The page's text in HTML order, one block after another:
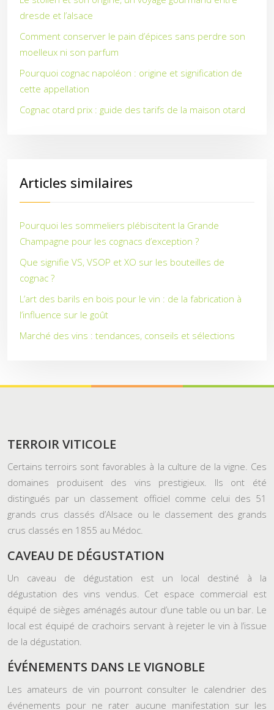
dresde et l’alsace
Comment conserver le pain d’épices sans perdre son
moelleux ni son parfum
Pourquoi cognac napoléon : origine et signification de
cette appellation
Cognac otard prix : guide des tarifs de la maison otard
Articles similaires
Pourquoi les sommeliers plébiscitent la Grande
Champagne pour les cognacs d’exception ?
Que signifie VS, VSOP et XO sur les bouteilles de
cognac ?
L’art des barils en bois pour le vin : de la fabrication à
l’influence sur le goût
Marché des vins : tendances, conseils et sélections
TERROIR VITICOLE
Certains terroirs sont favorables à la culture de la vigne. Ces
domaines produisent des vins prestigieux. Ils ont été
distingués par un classement officiel comme celui des 51
grands crus classés d’Alsace ou le classement des grands
crus classés en 1855 au Médoc.
CAVEAU DE DÉGUSTATION
Un caveau de dégustation est un local destiné à la
dégustation des vins vendus. Cet espace commercial est
équipé de sièges aménagés autour d’une table ou un bar. Le
local est équipé de crachoirs servant à rejeter le vin à l’issue
de la dégustation.
ÉVÉNEMENTS DANS LE VIGNOBLE
Les amateurs de vin pourront consulter le calendrier des
événements pour ne rater aucune manifestation sur les